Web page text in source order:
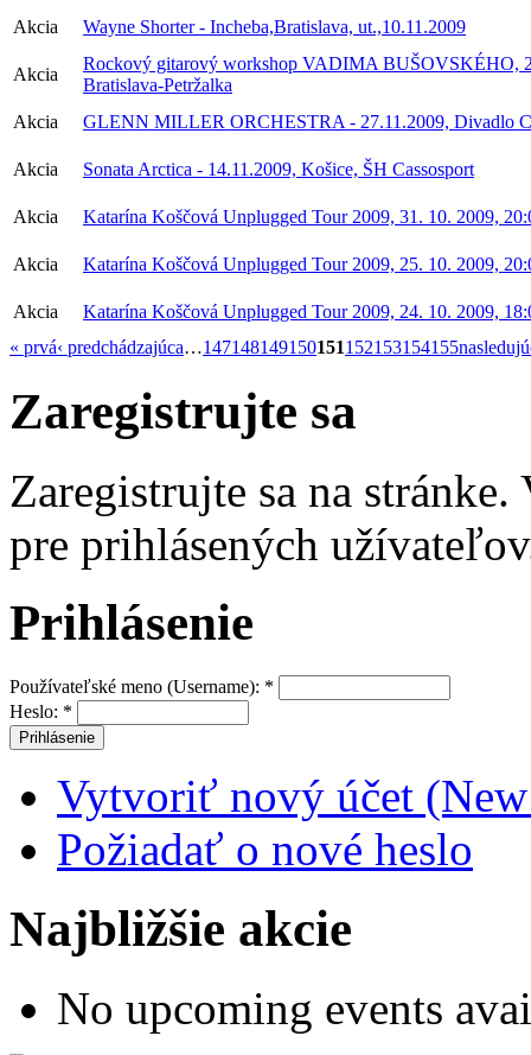
Akcia Wayne Shorter - Incheba,Bratislava, ut.,10.11.2009
Akcia
Rockový gitarový workshop VADIMA BUŠOVSKÉHO,
Bratislava-Petržalka
Akcia
GLENN MILLER ORCHESTRA - 27.11.2009, Divadlo
Akcia Sonata Arctica - 14.11.2009, Košice, ŠH Cassosport
Akcia Katarína Koščová Unplugged Tour 2009, 31. 10. 2009,
Akcia Katarína Koščová Unplugged Tour 2009, 25. 10. 2009,
Akcia
Katarína Koščová Unplugged Tour 2009, 24. 10. 2009,
« prvá‹ predchádzajúca…147148149150151152153154155
Zaregistrujte sa
Zaregistrujte sa na
pre prihlásených
Prihlásenie
Používateľské meno (Username): *
Heslo: *
Vytvoriť nový účet
Požiadať o nové heslo
Najbližšie akcie
No upcoming events